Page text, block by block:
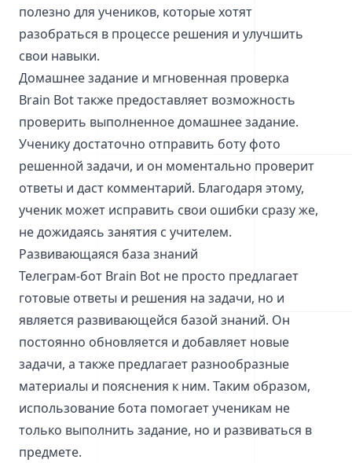
полезно для учеников, которые хотят
разобраться в процессе решения и улучшить
свои навыки.
Домашнее задание и мгновенная проверка
Brain Bot также предоставляет возможность
проверить выполненное домашнее задание.
Ученику достаточно отправить боту фото
решенной задачи, и он моментально проверит
ответы и даст комментарий. Благодаря этому,
ученик может исправить свои ошибки сразу же,
не дожидаясь занятия с учителем.
Развивающаяся база знаний
Телеграм-бот Brain Bot не просто предлагает
готовые ответы и решения на задачи, но и
является развивающейся базой знаний. Он
постоянно обновляется и добавляет новые
задачи, а также предлагает разнообразные
материалы и пояснения к ним. Таким образом,
использование бота помогает ученикам не
только выполнить задание, но и развиваться в
предмете.